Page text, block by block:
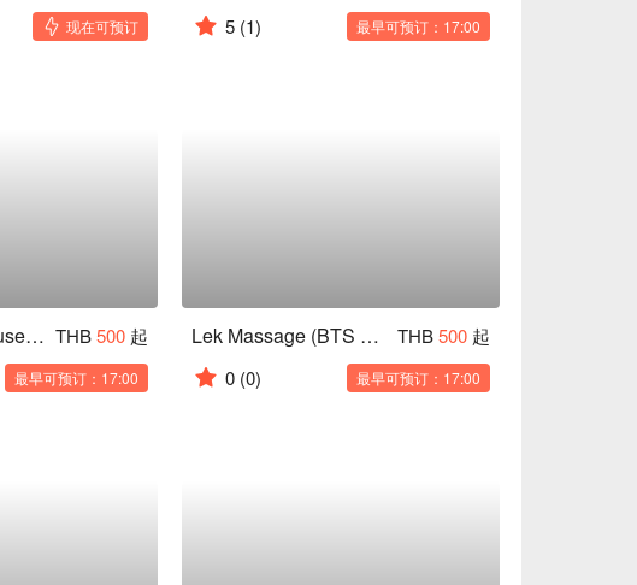
现在可预订
5 (1) 最早可预订：17:00
Lek Massage House (BTS National Stadium) THB500 起
最早可预订：17:00
Lek Massage (BTS Siam) THB500 起
0 (0) 最早可预订：17:00